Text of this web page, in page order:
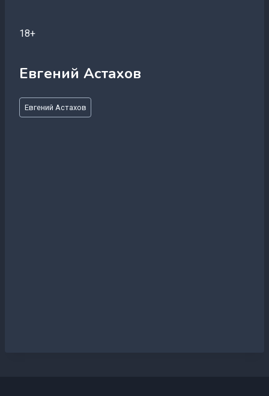
18+
Евгений Астахов
Метки
записи:
Евгений Астахов